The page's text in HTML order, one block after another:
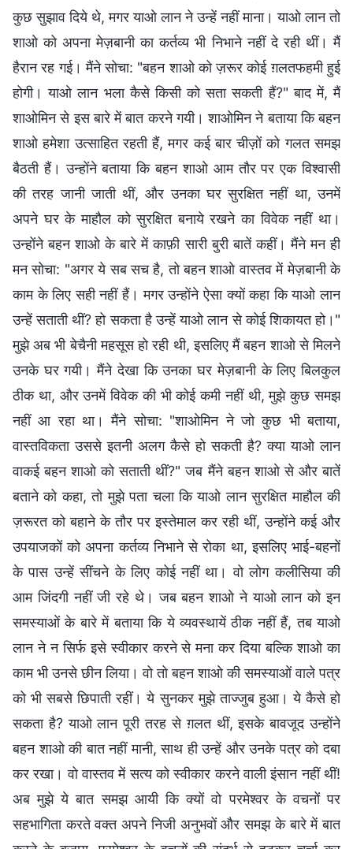
कुछ सुझाव दिये थे, मगर याओ लान ने उन्हें नहीं माना। याओ लान तो
शाओ को अपना मेज़बानी का कर्तव्य भी निभाने नहीं दे रही थीं। मैं
हैरान रह गई। मैंने सोचा: "बहन शाओ को ज़रूर कोई ग़लतफहमी हुई
होगी। याओ लान भला कैसे किसी को सता सकती हैं?" बाद में, मैं
शाओमिन से इस बारे में बात करने गयी। शाओमिन ने बताया कि बहन
शाओ हमेशा उत्साहित रहती हैं, मगर कई बार चीज़ों को गलत समझ
बैठती हैं। उन्होंने बताया कि बहन शाओ आम तौर पर एक विश्वासी
की तरह जानी जाती थीं, और उनका घर सुरक्षित नहीं था, उनमें
अपने घर के माहौल को सुरक्षित बनाये रखने का विवेक नहीं था।
उन्होंने बहन शाओ के बारे में काफ़ी सारी बुरी बातें कहीं। मैंने मन ही
मन सोचा: "अगर ये सब सच है, तो बहन शाओ वास्तव में मेज़बानी के
काम के लिए सही नहीं हैं। मगर उन्होंने ऐसा क्यों कहा कि याओ लान
उन्हें सताती थीं? हो सकता है उन्हें याओ लान से कोई शिकायत हो।"
मुझे अब भी बेचैनी महसूस हो रही थी, इसलिए मैं बहन शाओ से मिलने
उनके घर गयी। मैंने देखा कि उनका घर मेज़बानी के लिए बिलकुल
ठीक था, और उनमें विवेक की भी कोई कमी नहीं थी, मुझे कुछ समझ
नहीं आ रहा था। मैंने सोचा: "शाओमिन ने जो कुछ भी बताया,
वास्तविकता उससे इतनी अलग कैसे हो सकती है? क्या याओ लान
वाकई बहन शाओ को सताती थीं?" जब मैंने बहन शाओ से और बातें
बताने को कहा, तो मुझे पता चला कि याओ लान सुरक्षित माहौल की
ज़रूरत को बहाने के तौर पर इस्तेमाल कर रही थीं, उन्होंने कई और
उपयाजकों को अपना कर्तव्य निभाने से रोका था, इसलिए भाई-बहनों
के पास उन्हें सींचने के लिए कोई नहीं था। वो लोग कलीसिया की
आम जिंदगी नहीं जी रहे थे। जब बहन शाओ ने याओ लान को इन
समस्याओं के बारे में बताया कि ये व्यवस्थायें ठीक नहीं हैं, तब याओ
लान ने न सिर्फ इसे स्वीकार करने से मना कर दिया बल्कि शाओ का
काम भी उनसे छीन लिया। वो तो बहन शाओ की समस्याओं वाले पत्र
को भी सबसे छिपाती रहीं। ये सुनकर मुझे ताज्जुब हुआ। ये कैसे हो
सकता है? याओ लान पूरी तरह से ग़लत थीं, इसके बावजूद उन्होंने
बहन शाओ की बात नहीं मानी, साथ ही उन्हें और उनके पत्र को दबा
कर रखा। वो वास्तव में सत्य को स्वीकार करने वाली इंसान नहीं थीं!
अब मुझे ये बात समझ आयी कि क्यों वो परमेश्वर के वचनों पर
सहभागिता करते वक्त अपने निजी अनुभवों और समझ के बारे में बात